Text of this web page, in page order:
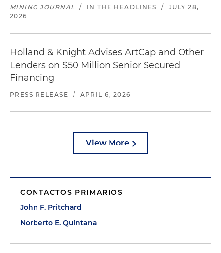
MINING JOURNAL / IN THE HEADLINES /
JULY 28,
2026
Holland & Knight Advises ArtCap and Other
Lenders on $50 Million Senior Secured
Financing
PRESS RELEASE / APRIL 6, 2026
View More
CONTACTOS PRIMARIOS
John F. Pritchard
Norberto E. Quintana